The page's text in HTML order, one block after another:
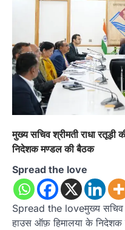
मुख्य सचिव श्रीमती राधा रतूड़ी
निदेशक मण्डल की बैठक
Spread the love
Spread the loveमुख्य सचिव
हाउस ऑफ़ हिमालया के